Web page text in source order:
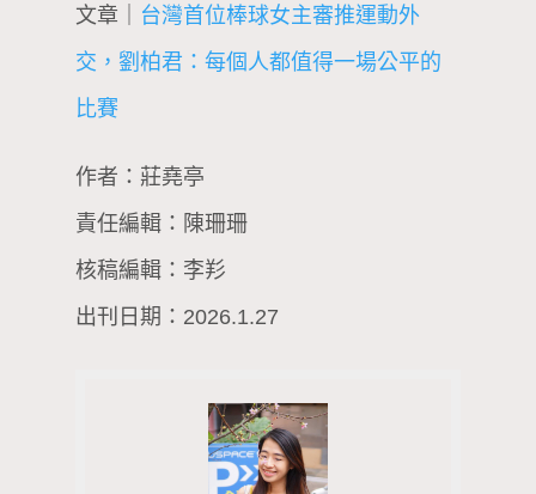
文章｜
台灣首位棒球女主審推運動外
交，劉柏君：每個人都值得一場公平的
比賽
作者：莊堯亭
責任編輯：陳珊珊
核稿編輯：李羏
出刊日期：2026.1.27